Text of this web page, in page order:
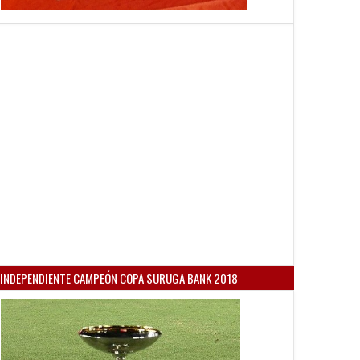
May
2026
21
May
2026
INDEPENDIENTE CAMPEÓN COPA SURUGA BANK 2018